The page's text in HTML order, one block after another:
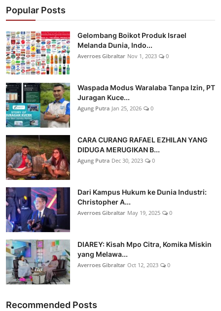
Popular Posts
Gelombang Boikot Produk Israel
Melanda Dunia, Indo...
Averroes Gibraltar Nov 1, 2023 0
Waspada Modus Waralaba Tanpa Izin, PT
Juragan Kuce...
Agung Putra Jan 25, 2026 0
CARA CURANG RAFAEL EZHILAN YANG
DIDUGA MERUGIKAN B...
Agung Putra Dec 30, 2023 0
Dari Kampus Hukum ke Dunia Industri:
Christopher A...
Averroes Gibraltar May 19, 2025 0
DIAREY: Kisah Mpo Citra, Komika Miskin
yang Melawa...
Averroes Gibraltar Oct 12, 2023 0
Recommended Posts